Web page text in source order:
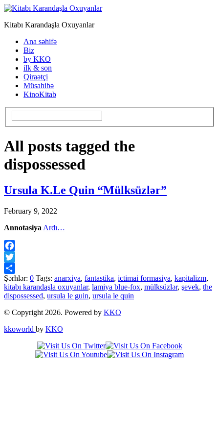
Kitabı Karandaşla Oxuyanlar
Ana səhifə
Biz
by KKO
ilk & son
Qiraətçi
Müsahibə
KinoKitab
All posts tagged the
dispossessed
Ursula K.Le Quin “Mülksüzlər”
February 9, 2022
Annotasiya Ardı…
Facebook
Twitter
Share
Şərhlər: 0 Tags: anarxiya, fantastika, ictimai formasiya, kapitalizm,
kitabı karandaşla oxuyanlar, lamiya blue-fox, mülksüzlər, şevek, the
dispossessed, ursula le guin, ursula le quin
© Copyright 2026. Powered by KKO
kkoworld by KKO